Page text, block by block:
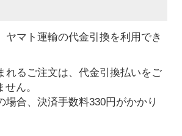
ヤマト運輸の代金引換を利用でき
れるご注文は、代金引換払いをご
ん。
合、決済手数料330円がかかり